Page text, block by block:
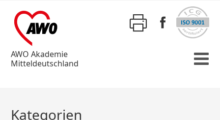
AWO Akademie
Mitteldeutschland
Kategorien